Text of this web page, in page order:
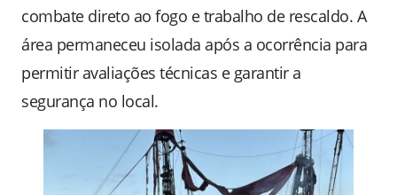
combate direto ao fogo e trabalho de rescaldo. A
área permaneceu isolada após a ocorrência para
permitir avaliações técnicas e garantir a
segurança no local.